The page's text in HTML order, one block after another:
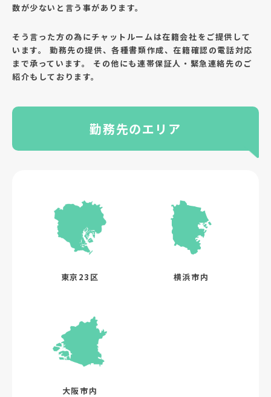
数が少ないと言う事があります。
そう言った方の為にチャットルームは在籍会社をご提供して
います。
勤務先の提供、各種書類作成、在籍確認の電話対応
まで承っています。
その他にも連帯保証人・緊急連絡先のご
紹介もしております。
勤務先のエリア
東京23区 横浜市内
大阪市内